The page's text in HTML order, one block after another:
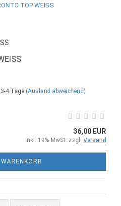
4 Tage (Ausland abweichend)
36,00 EUR
inkl. 19% MwSt. zzgl. Versand